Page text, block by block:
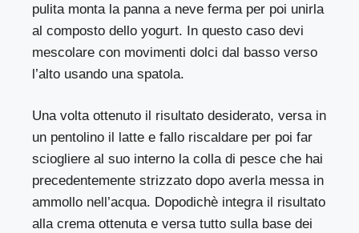
pulita monta la panna a neve ferma per poi unirla
al composto dello yogurt. In questo caso devi
mescolare con movimenti dolci dal basso verso
l’alto usando una spatola.
Una volta ottenuto il risultato desiderato, versa in
un pentolino il latte e fallo riscaldare per poi far
sciogliere al suo interno la colla di pesce che hai
precedentemente strizzato dopo averla messa in
ammollo nell’acqua. Dopodichè integra il risultato
alla crema ottenuta e versa tutto sulla base dei